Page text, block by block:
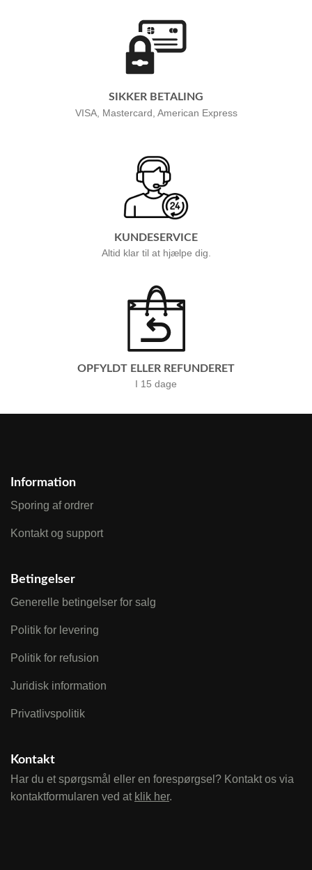
SIKKER BETALING
VISA, Mastercard, American Express
KUNDESERVICE
Altid klar til at hjælpe dig.
OPFYLDT ELLER REFUNDERET
I 15 dage
Information
Sporing af ordrer
Kontakt og support
Betingelser
Generelle betingelser for salg
Politik for levering
Politik for refusion
Juridisk information
Privatlivspolitik
Kontakt
Har du et spørgsmål eller en forespørgsel? Kontakt os via
kontaktformularen ved at klik her.